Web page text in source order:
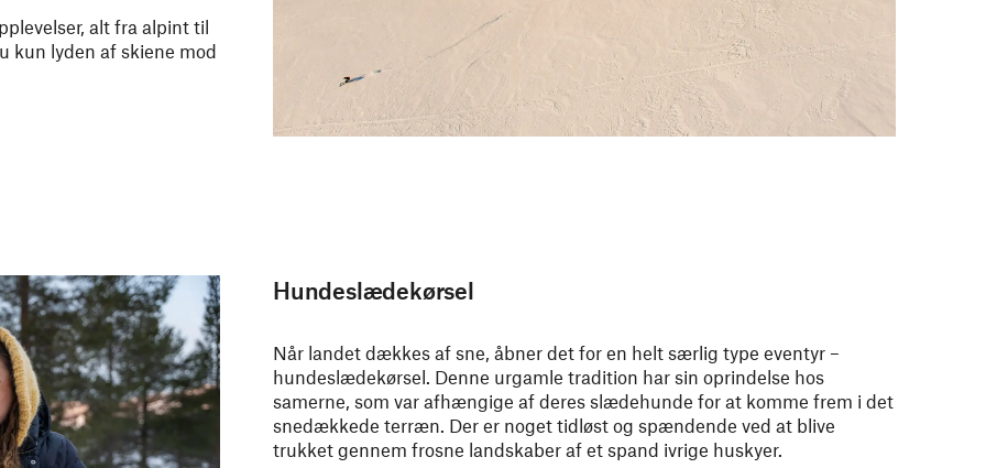
alt fra alpint til
kun lyden af skiene mod
Hundeslædekørsel
Når landet dækkes af sne, åbner det for en helt særlig type eventyr –
hundeslædekørsel. Denne urgamle tradition har sin oprindelse hos
samerne, som var afhængige af deres slædehunde for at komme frem i det
snedækkede terræn. Der er noget tidløst og spændende ved at blive
trukket gennem frosne landskaber af et spand ivrige huskyer.